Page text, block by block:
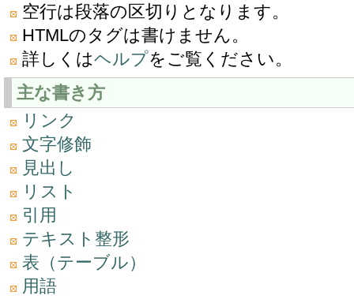
空行は段落の区切りとなります。
HTMLのタグは書けません。
詳しくはヘルプをご覧ください。
主な書き方
リンク
文字修飾
見出し
リスト
引用
テキスト整形
表（テーブル）
用語